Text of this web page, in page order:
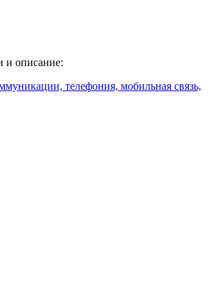
и описание:
телефония, мобильная связь,